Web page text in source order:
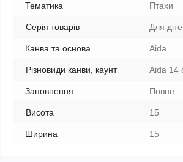
Тематика Птахи
Серія товарів Для
Канва та основа Aida
Різновиди канви, каунт Aida 14
Заповнення Повне
Висота 15
Ширина 15